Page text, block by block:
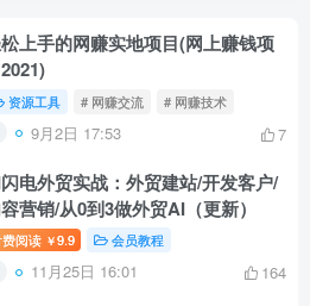
上手的网赚实地项目(网上赚钱项
资源工具 # 网赚交流 # 网赚技术
9月2日 17:53 7
电外贸实战：外贸建站/开发客户/
营销/从0到3做外贸AI（更新）
阅读 ￥9.9 会员教程
11月25日 16:01 164